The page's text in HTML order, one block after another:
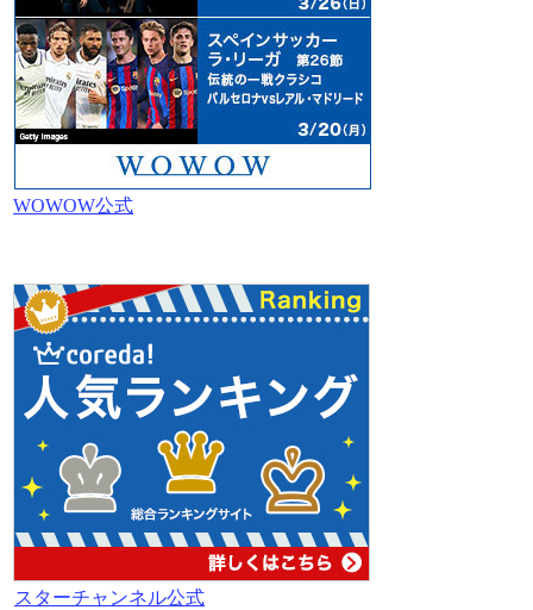
WOWOW公式
スターチャンネル公式